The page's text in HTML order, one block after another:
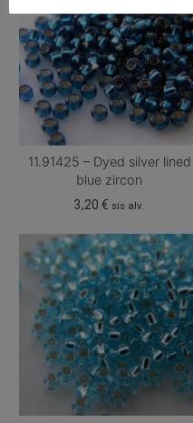
11.91425 – Dyed silver lined
blue zircon
3,20€ sis alv.